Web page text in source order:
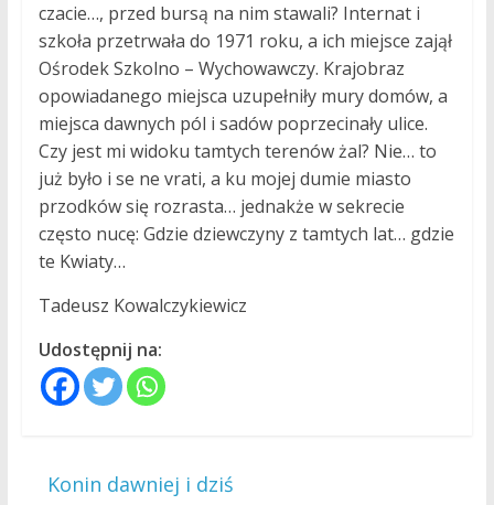
czacie…, przed bursą na nim stawali? Internat i
szkoła przetrwała do 1971 roku, a ich miejsce zajął
Ośrodek Szkolno – Wychowawczy. Krajobraz
opowiadanego miejsca uzupełniły mury domów, a
miejsca dawnych pól i sadów poprzecinały ulice.
Czy jest mi widoku tamtych terenów żal? Nie… to
już było i se ne vrati, a ku mojej dumie miasto
przodków się rozrasta… jednakże w sekrecie
często nucę: Gdzie dziewczyny z tamtych lat… gdzie
te Kwiaty…
Tadeusz Kowalczykiewicz
Udostępnij na:
Konin dawniej i dziś